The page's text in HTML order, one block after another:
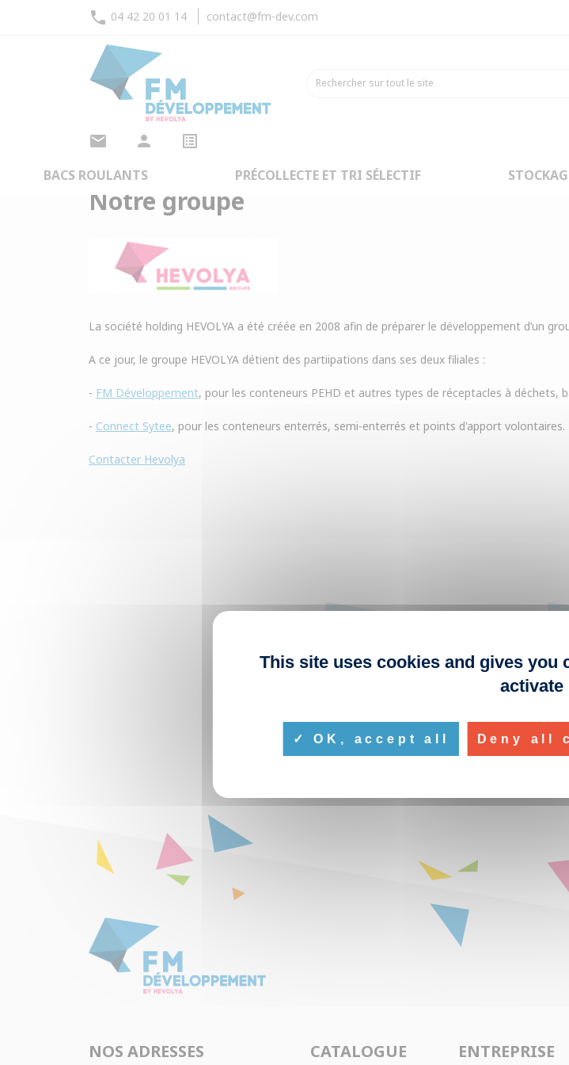
phone 04 42 20 01 14 contact@fm-dev.com
mail person list_alt
BACS ROULANTS PRÉCOLLECTE ET TRI SÉLECTIF
arrow_back RETOUR Accueil
Notre groupe
La société holding HEVOLYA a été créée en 2008 afin de préparer le développement d’un
A ce jour, le groupe HEVOLYA détient des partiipations dans ses deux filiales :
- FM Développement, pour les conteneurs PEHD et autres types de réceptacles à déchets,
- Connect Sytee, pour les conteneurs enterrés, semi-enterrés et points d'apport volontaires.
Contacter Hevolya
+ 1000
Une gamme complète de produits
NOS ADRESSES CATALOGUE ENTREPRISE
This site uses cookies and gives you
activate
OK, accept all Deny all